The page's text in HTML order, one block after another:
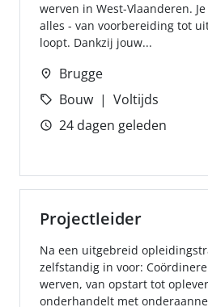
werven in West-Vlaanderen.
alles - van voorbereiding tot
loopt. Dankzij jouw...
Brugge
Bouw
Voltijds
24 dagen geleden
Projectleider
Na een uitgebreid
zelfstandig in voor:
werven, van opstart tot
onderhandelt met